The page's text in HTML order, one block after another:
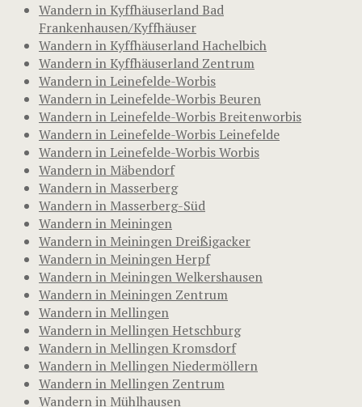
Wandern in Kyffhäuserland Bad
Frankenhausen/Kyffhäuser
Wandern in Kyffhäuserland Hachelbich
Wandern in Kyffhäuserland Zentrum
Wandern in Leinefelde-Worbis
Wandern in Leinefelde-Worbis Beuren
Wandern in Leinefelde-Worbis Breitenworbis
Wandern in Leinefelde-Worbis Leinefelde
Wandern in Leinefelde-Worbis Worbis
Wandern in Mäbendorf
Wandern in Masserberg
Wandern in Masserberg-Süd
Wandern in Meiningen
Wandern in Meiningen Dreißigacker
Wandern in Meiningen Herpf
Wandern in Meiningen Welkershausen
Wandern in Meiningen Zentrum
Wandern in Mellingen
Wandern in Mellingen Hetschburg
Wandern in Mellingen Kromsdorf
Wandern in Mellingen Niedermöllern
Wandern in Mellingen Zentrum
Wandern in Mühlhausen